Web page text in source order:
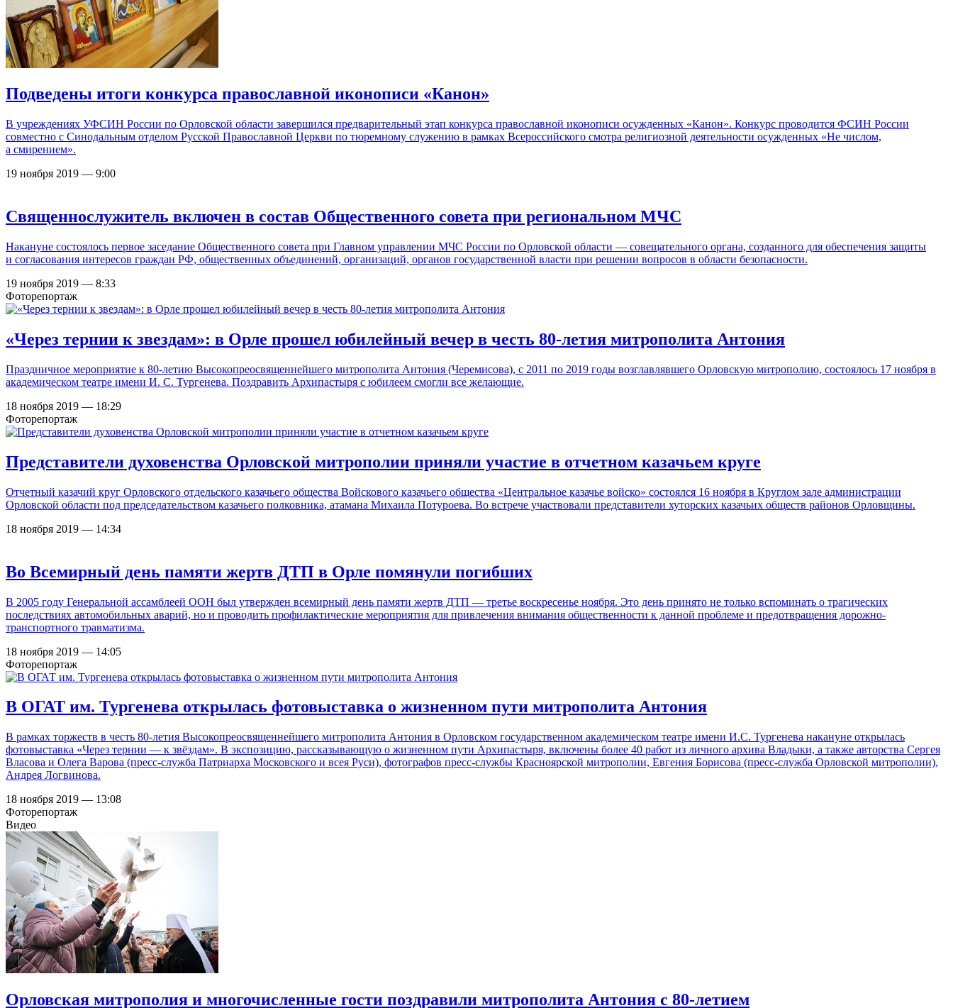
Подведены итоги конкурса православной иконописи «Канон»
В учреждениях УФСИН России по Орловской области завершился предварительный этап конкурса православной иконописи осужденных «Канон». Конкурс проводится ФСИН России
совместно с Синодальным отделом Русской Православной Церкви по тюремному служению в рамках Всероссийского смотра религиозной деятельности осужденных «Не числом,
а смирением».
19 ноября 2019 — 9:00
Священнослужитель включен в состав Общественного совета при региональном МЧС
Накануне состоялось первое заседание Общественного совета при Главном управлении МЧС России по Орловской области — совещательного органа, созданного для обеспечения защиты
и согласования интересов граждан РФ, общественных объединений, организаций, органов государственной власти при решении вопросов в области безопасности.
19 ноября 2019 — 8:33
Фоторепортаж
«Через тернии к звездам»: в Орле прошел юбилейный вечер в честь 80-летия митрополита Антония
Праздничное мероприятие к 80-летию Высокопреосвященнейшего митрополита Антония (Черемисова), с 2011 по 2019 годы возглавлявшего Орловскую митрополию, состоялось 17 ноября в
академическом театре имени И. С. Тургенева. Поздравить Архипастыря с юбилеем смогли все желающие.
18 ноября 2019 — 18:29
Фоторепортаж
Представители духовенства Орловской митрополии приняли участие в отчетном казачьем круге
Отчетный казачий круг Орловского отдельского казачьего общества Войскового казачьего общества «Центральное казачье войско» состоялся 16 ноября в Круглом зале администрации
Орловской области под председательством казачьего полковника, атамана Михаила Потуроева. Во встрече участвовали представители хуторских казачьих обществ районов Орловщины.
18 ноября 2019 — 14:34
Во Всемирный день памяти жертв ДТП в Орле помянули погибших
В 2005 году Генеральной ассамблеей ООН был утвержден всемирный день памяти жертв ДТП — третье воскресенье ноября. Это день принято не только вспоминать о трагических
последствиях автомобильных аварий, но и проводить профилактические мероприятия для привлечения внимания общественности к данной проблеме и предотвращения дорожно-
транспортного травматизма.
18 ноября 2019 — 14:05
Фоторепортаж
В ОГАТ им. Тургенева открылась фотовыставка о жизненном пути митрополита Антония
В рамках торжеств в честь 80-летия Высокопреосвященнейшего митрополита Антония в Орловском государственном академическом театре имени И.С. Тургенева накануне открылась
фотовыставка «Через тернии — к звёздам». В экспозицию, рассказывающую о жизненном пути Архипастыря, включены более 40 работ из личного архива Владыки, а также авторства Сергея
Власова и Олега Варова (пресс-служба Патриарха Московского и всея Руси), фотографов пресс-службы Красноярской митрополии, Евгения Борисова (пресс-служба Орловской митрополии),
Андрея Логвинова.
18 ноября 2019 — 13:08
Фоторепортаж
Видео
Орловская митрополия и многочисленные гости поздравили митрополита Антония с 80-летием